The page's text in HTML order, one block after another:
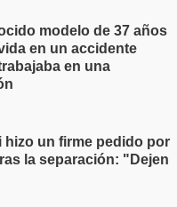
modelo de 37 años
en un accidente
en una
hizo un firme pedido por
la separación: "Dejen